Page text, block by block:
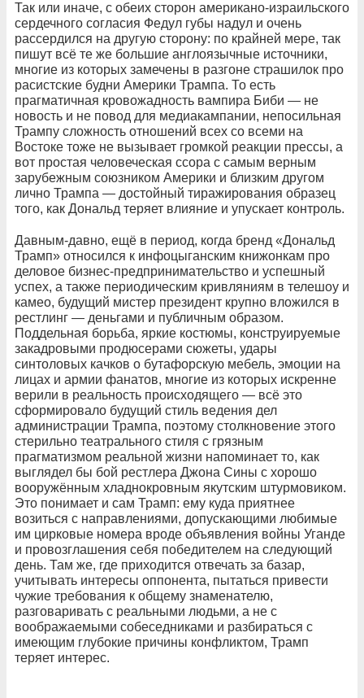
Так или иначе, с обеих сторон американо-израильского
сердечного согласия Федул губы надул и очень
рассердился на другую сторону: по крайней мере, так
пишут всё те же большие англоязычные источники,
многие из которых замечены в разгоне страшилок про
расистские будни Америки Трампа. То есть
прагматичная кровожадность вампира Биби — не
новость и не повод для медиакампании, непосильная
Трампу сложность отношений всех со всеми на
Востоке тоже не вызывает громкой реакции прессы, а
вот простая человеческая ссора с самым верным
зарубежным союзником Америки и близким другом
лично Трампа — достойный тиражирования образец
того, как Дональд теряет влияние и упускает контроль.
Давным-давно, ещё в период, когда бренд «Дональд
Трамп» относился к инфоцыганским книжонкам про
деловое бизнес-предпринимательство и успешный
успех, а также периодическим кривляниям в телешоу и
камео, будущий мистер президент крупно вложился в
рестлинг — деньгами и публичным образом.
Поддельная борьба, яркие костюмы, конструируемые
закадровыми продюсерами сюжеты, удары
синтоловых качков о бутафорскую мебель, эмоции на
лицах и армии фанатов, многие из которых искренне
верили в реальность происходящего — всё это
сформировало будущий стиль ведения дел
администрации Трампа, поэтому столкновение этого
стерильно театрального стиля с грязным
прагматизмом реальной жизни напоминает то, как
выглядел бы бой рестлера Джона Сины с хорошо
вооружённым хладнокровным якутским штурмовиком.
Это понимает и сам Трамп: ему куда приятнее
возиться с направлениями, допускающими любимые
им цирковые номера вроде объявления войны Уганде
и провозглашения себя победителем на следующий
день. Там же, где приходится отвечать за базар,
учитывать интересы оппонента, пытаться привести
чужие требования к общему знаменателю,
разговаривать с реальными людьми, а не с
воображаемыми собеседниками и разбираться с
имеющим глубокие причины конфликтом, Трамп
теряет интерес.